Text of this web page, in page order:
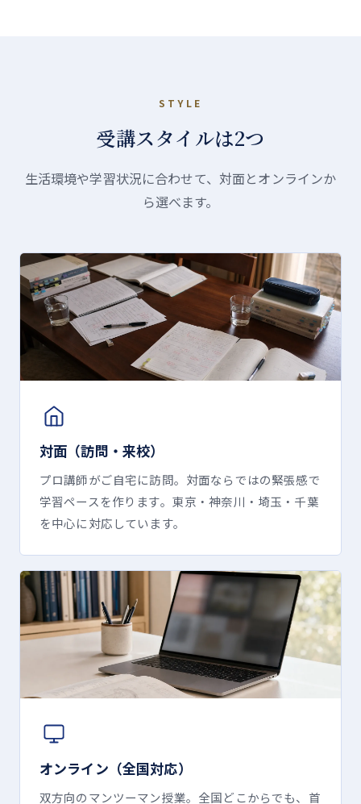
STYLE
受講スタイルは2つ
生活環境や学習状況に合わせて、対面とオンラインか
ら選べます。
対面（訪問・来校）
プロ講師がご自宅に訪問。対面ならではの緊張感で
学習ペースを作ります。東京・神奈川・埼玉・千葉
を中心に対応しています。
オンライン（全国対応）
双方向のマンツーマン授業。全国どこからでも、首